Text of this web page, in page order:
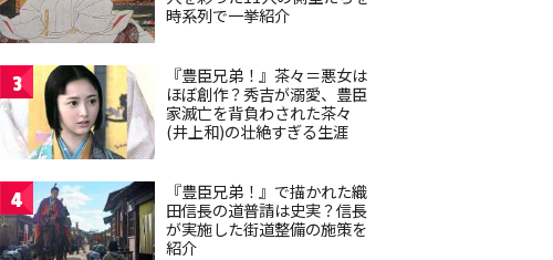
時系列で一挙紹介
3
『豊臣兄弟！』茶々＝悪女は
ほぼ創作？秀吉が溺愛、豊臣
家滅亡を背負わされた茶々
(井上和)の壮絶すぎる生涯
4
『豊臣兄弟！』で描かれた織
田信長の道普請は史実？信長
が実施した街道整備の施策を
紹介